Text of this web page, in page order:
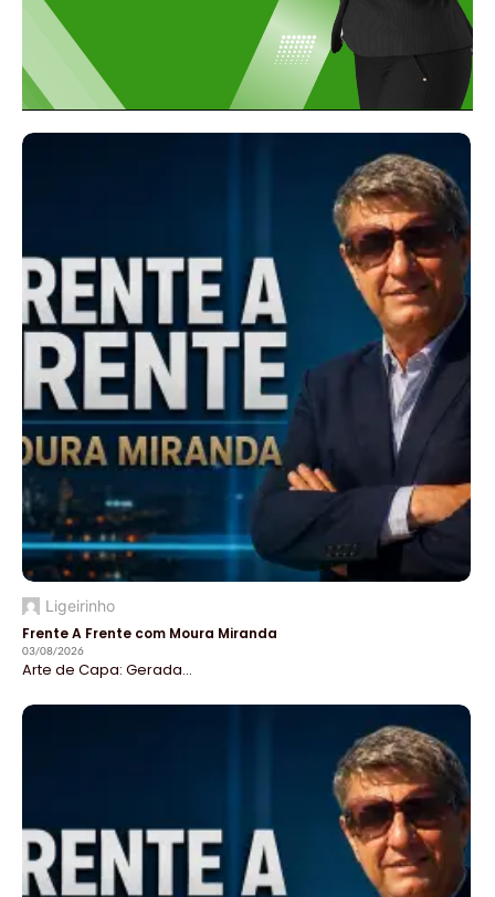
Ligeirinho
Frente A Frente com Moura Miranda
03/08/2026
Arte de Capa: Gerada...